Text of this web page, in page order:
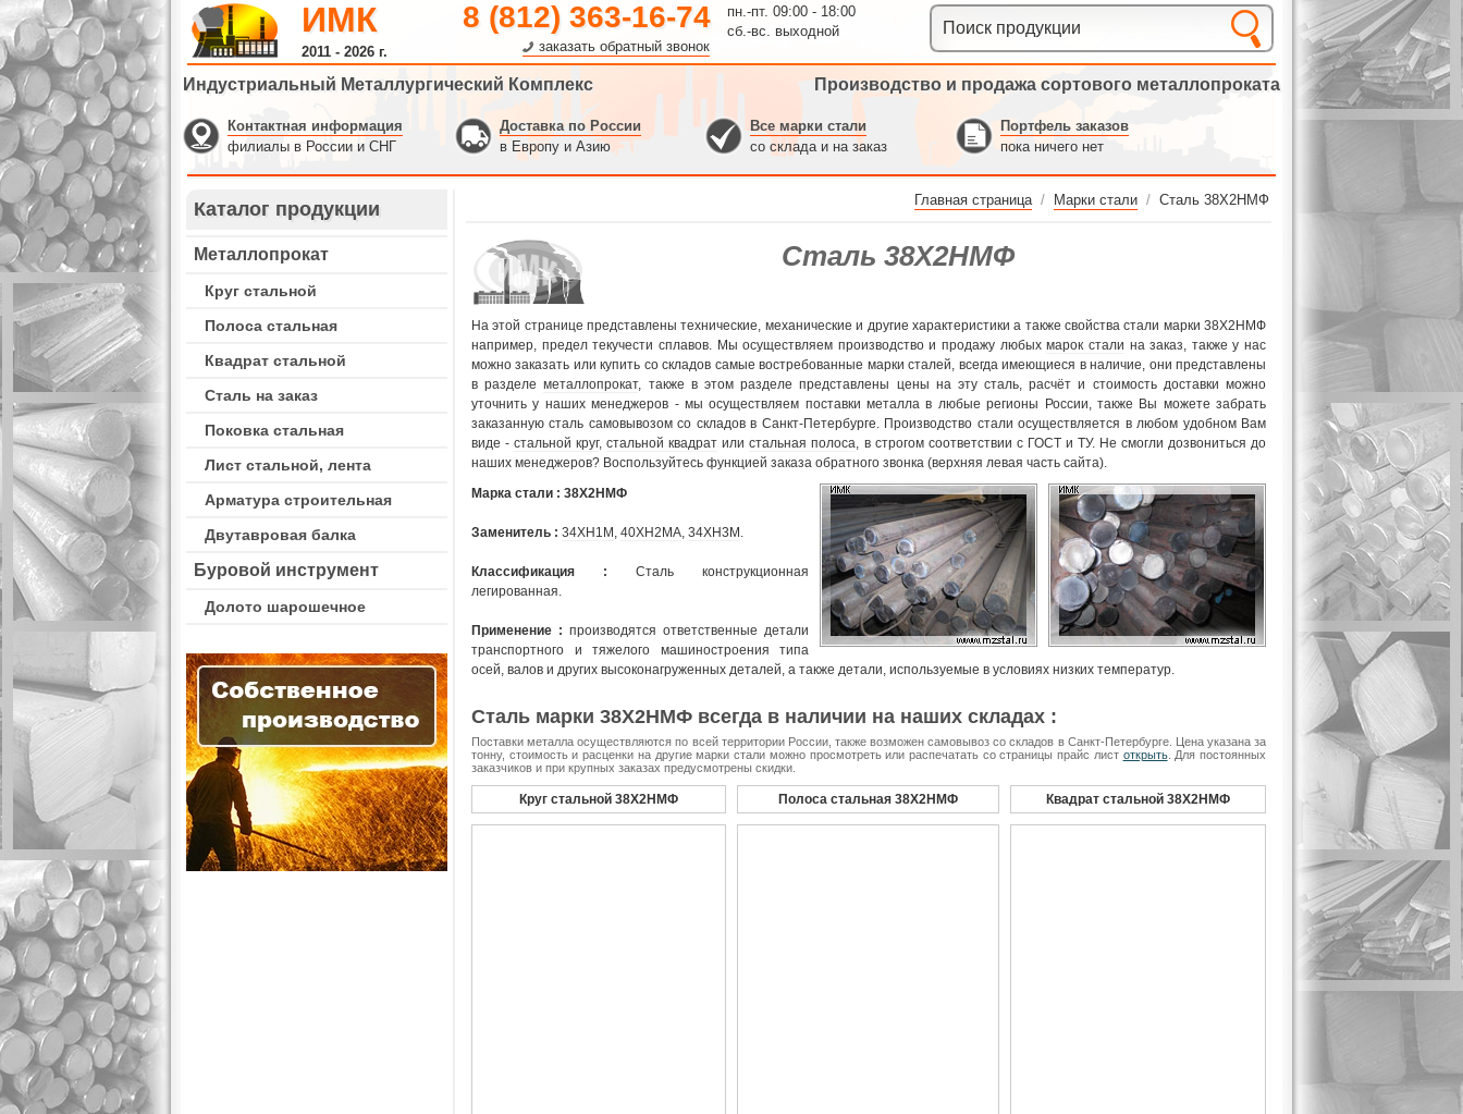
ИМК
2011 - 2026 г.
8 (812) 363-16-74
заказать обратный звонок
пн.-пт. 09:00 - 18:00
сб.-вс. выходной
Индустриальный Металлургический Комплекс Производство и продажа сортового металлопроката
Контактная информация
филиалы в России и СНГ
Доставка по России
в Европу и Азию
Все марки стали
со склада и на заказ
Портфель заказов
пока ничего нет
Каталог продукции
Металлопрокат
Круг стальной
Полоса стальная
Квадрат стальной
Сталь на заказ
Поковка стальная
Лист стальной, лента
Арматура строительная
Двутавровая балка
Буровой инструмент
Долото шарошечное
Главная страница / Марки стали / Сталь 38Х2НМФ
Сталь 38Х2НМФ
На этой странице представлены технические, механические и другие характеристики а также свойства стали марки 38Х2НМФ
например, предел текучести сплавов. Мы осуществляем производство и продажу любыхмарок стали на заказ, также у нас
можно заказать или купить со складов самые востребованные марки сталей, всегда имеющиеся в наличие, они представлены
в разделеметаллопрокат, также в этом разделе представлены цены на эту сталь, расчёт и стоимость доставки можно
уточнить у наших менеджеров - мы осуществляем поставки металла в любые регионы России, также Вы можете забрать
заказанную сталь самовывозом со складов в Санкт-Петербурге. Производство стали осуществляется в любом удобном Вам
виде -стальной круг,стальной квадрат илистальная полоса, в строгом соответствии с ГОСТ и ТУ. Не смогли дозвониться до
наших менеджеров? Воспользуйтесь функцией заказа обратного звонка (верхняя левая часть сайта).
Марка стали : 38Х2НМФ
Заменитель : 34ХН1М , 40ХН2МА, 34ХН3М .
Классификация : Сталь конструкционная
легированная.
Применение : производятся ответственные детали
транспортного и тяжелого машиностроения типа
осей, валов и других высоконагруженных деталей, а также детали, используемые в условиях низких температур.
Сталь марки 38Х2НМФ всегда в наличии на наших складах :
Поставки металла осуществляются по всей территории России, также возможен самовывоз со складов в Санкт-Петербурге. Цена указана за
тонну, стоимость и расценки на другие марки стали можно просмотреть или распечатать со страницы прайс лист открыть. Для постоянных
заказчиков и при крупных заказах предусмотрены скидки.
Круг стальной 38Х2НМФ Полоса стальная 38Х2НМФ Квадрат стальной 38Х2НМФ